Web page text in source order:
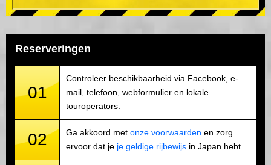
Reserveringen
01
Controleer beschikbaarheid via Facebook, e-
mail, telefoon, webformulier en lokale
touroperators.
02 Ga akkoord met onze voorwaarden en zorg
ervoor dat je je geldige rijbewijs in Japan hebt.